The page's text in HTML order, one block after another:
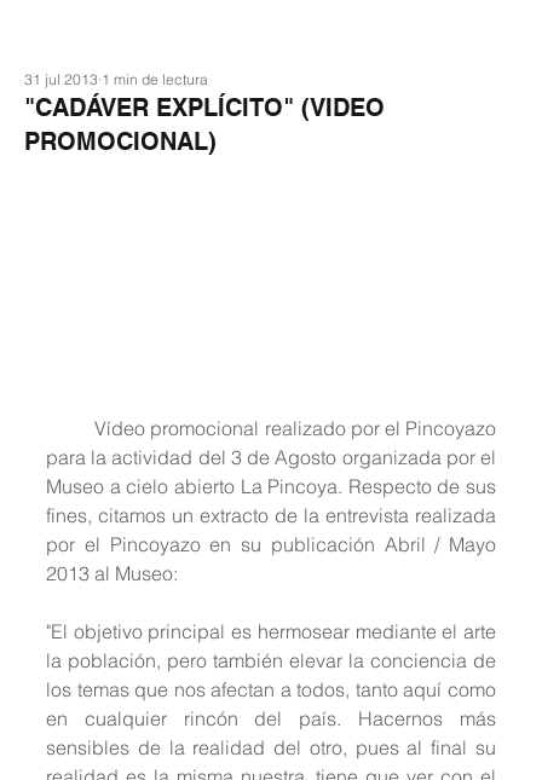
"CADÁVER EXPLÍCITO" (VIDEO
PROMOCIONAL)
31 jul 2013 1 min de lectura
	Vídeo promocional realizado por el Pincoyazo
para la actividad del 3 de Agosto organizada por el
Museo a cielo abierto La Pincoya. Respecto de sus
fines, citamos un extracto de la entrevista realizada
por el Pincoyazo en su publicación Abril / Mayo
2013 al Museo:
"El objetivo principal es hermosear mediante el arte
la población, pero también elevar la conciencia de
los temas que nos afectan a todos, tanto aquí como
en cualquier rincón del país. Hacernos más
sensibles de la realidad del otro, pues al final su